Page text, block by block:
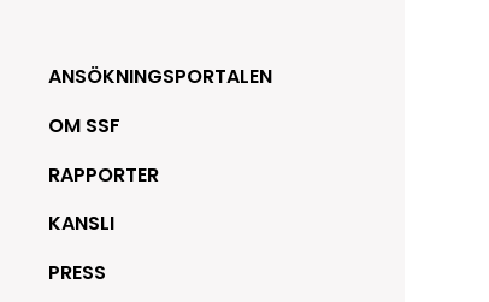
ANSÖKNINGSPORTALEN
OM SSF
RAPPORTER
KANSLI
PRESS